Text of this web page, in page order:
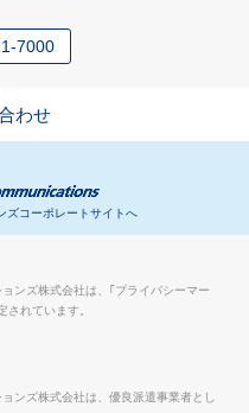
7000
わせ
ズコーポレートサイトへ
ンズ株式会社は、｢プライバシーマー
されています。
ンズ株式会社は、優良派遣事業者とし